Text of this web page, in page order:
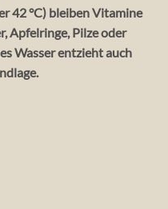
42 °C) bleiben Vitamine
Apfelringe, Pilzeoder
Wasser entzieht auch